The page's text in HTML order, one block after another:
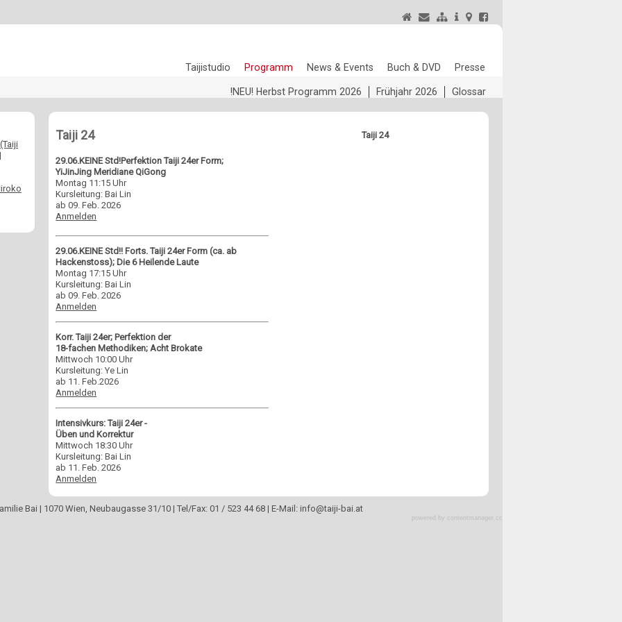
Taijistudio Programm News & Events Buch & DVD Presse
!NEU! Herbst Programm 2026 Frühjahr 2026 Glossar
|
Taiji 24
29.06.KEINE Std!Perfektion Taiji 24er Form;
YiJinJing Meridiane QiGong
Montag 11:15 Uhr
Kursleitung: Bai Lin
ab 09. Feb. 2026
Anmelden
29.06.KEINE Std!! Forts. Taiji 24er Form (ca. ab
Hackenstoss); Die 6 Heilende Laute
Montag 17:15 Uhr
Kursleitung: Bai Lin
ab 09. Feb. 2026
Anmelden
Korr. Taiji 24er; Perfektion der
18-fachen Methodiken; Acht Brokate
Mittwoch 10:00 Uhr
Kursleitung: Ye Lin
ab 11. Feb.2026
Anmelden
Intensivkurs: Taiji 24er -
Üben und Korrektur
Mittwoch 18:30 Uhr
Kursleitung: Bai Lin
ab 11. Feb. 2026
Anmelden
Taiji 24
Bai | 1070 Wien, Neubaugasse 31/10 | Tel/Fax: 01 / 523 44 68 | E-Mail: info@taiji-bai.at
powered by contentmanager.cc